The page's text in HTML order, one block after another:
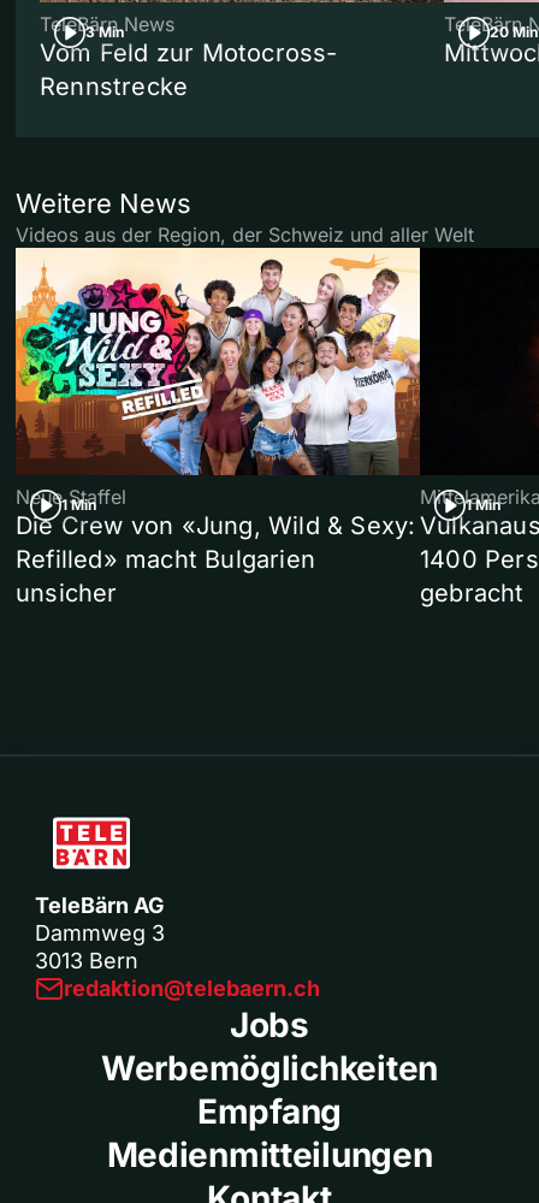
3 Min
TeleBärn News
Vom Feld zur Motocross-
Rennstrecke
20 Min
TeleBärn
Weitere News
Videos aus der Region, der Schweiz und aller Welt
1 Min
Neue Staffel
Die Crew von «Jung, Wild & Sexy:
Refilled» macht Bulgarien
unsicher
1 Min
1400
gebracht
TeleBärn AG
Dammweg 3
3013 Bern
redaktion@telebaern.ch
Jobs
Werbemöglichkeiten
Empfang
Medienmitteilungen